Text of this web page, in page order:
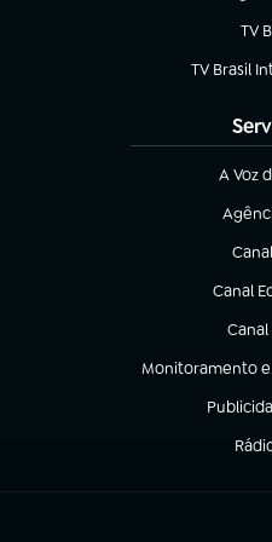
TV
TV Brasil
(abre em
A Voz
(abre
(abre
(abre
Canal
(abre
Canal
(abre
Monitoramento e
(abre em nova
(abre em